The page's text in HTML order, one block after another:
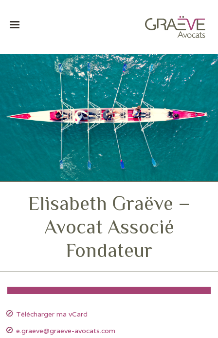
Elisabeth Graëve –
Avocat Associé
Fondateur
Télécharger ma vCard
e.graeve@graeve-avocats.com